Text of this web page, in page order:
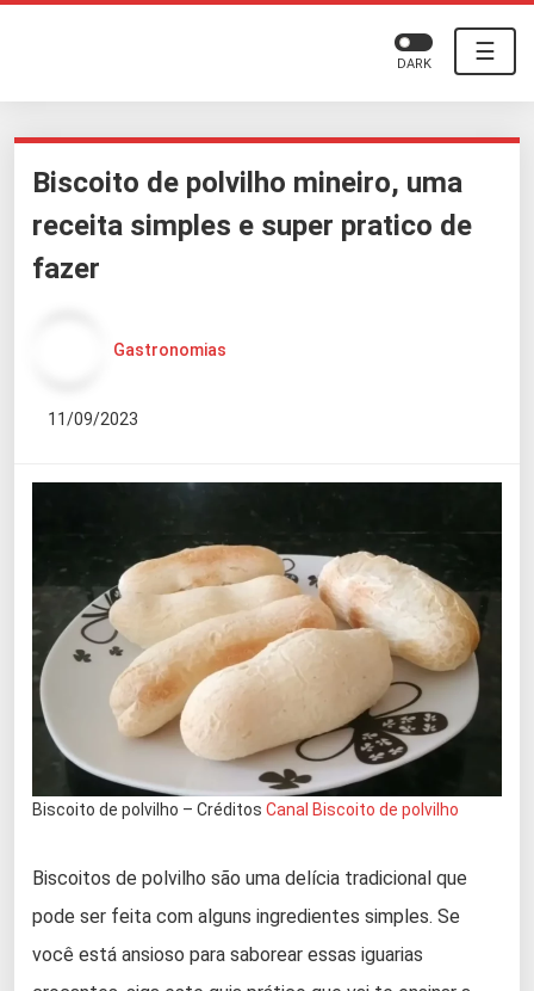
☰
DARK
Biscoito de polvilho mineiro, uma
receita simples e super pratico de
fazer
Gastronomias
11/09/2023
Biscoito de polvilho – Créditos Canal Biscoito de polvilho
Biscoitos de polvilho são uma delícia tradicional que
pode ser feita com alguns ingredientes simples. Se
você está ansioso para saborear essas iguarias